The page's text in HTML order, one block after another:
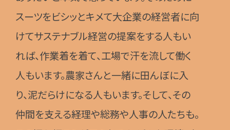
スーツをビシッとキメて大企業の経営者に向
けてサステナブル経営の提案をする人もい
れば、作業着を着て、工場で汗を流して働く
人もいます。農家さんと一緒に田んぼに入
り、泥だらけになる人もいます。そして、その
仲間を支える経理や総務や人事の人たちも。